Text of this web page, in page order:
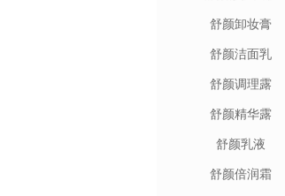
舒颜卸妆膏
舒颜洁面乳
舒颜调理露
舒颜精华露
舒颜乳液
舒颜倍润霜